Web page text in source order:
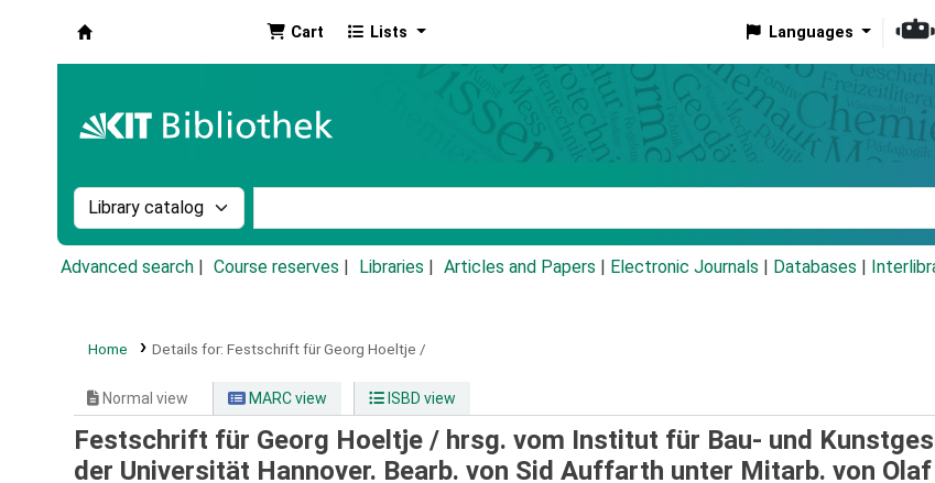
Cart Lists Languages
Search the catalog by:
Advanced search Course reserves Libraries Articles and Papers Electronic Journals Databases
Home Details for: Festschrift für Georg Hoeltje /
Normal view MARC view ISBD view
Festschrift für Georg Hoeltje / hrsg. vom Institut für Bau- und
der Universität Hannover. Bearb. von Sid Auffarth unter Mitarb. von